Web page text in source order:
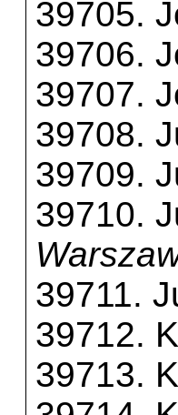
39705.
39706.
39707.
39708.
39709.
39710.
39711.
39712.
39713.